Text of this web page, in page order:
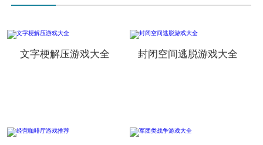
文字梗解压游戏大全 封闭空间逃脱游戏大全